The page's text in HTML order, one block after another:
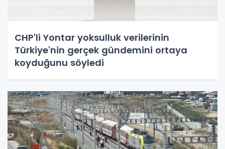
CHP'li Yontar yoksulluk verilerinin
Türkiye'nin gerçek gündemini ortaya
koyduğunu söyledi